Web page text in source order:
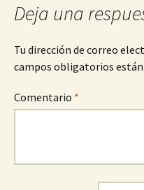
Deja una
Tu dirección de correo
campos obligatorios están
Comentario *